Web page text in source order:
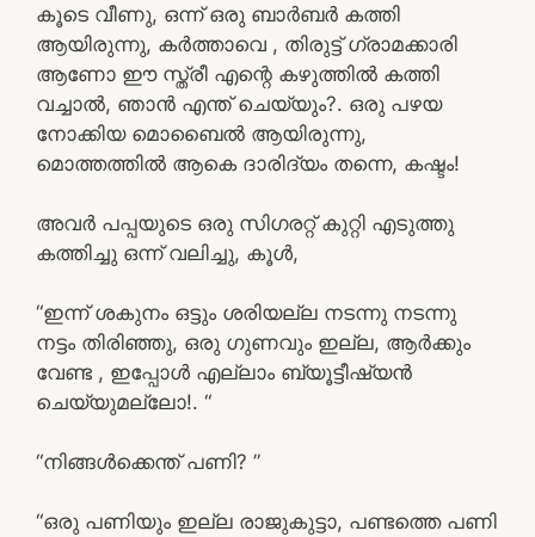
കൂടെ വീണു, ഒന്ന് ഒരു ബാർബർ കത്തി
ആയിരുന്നു, കർത്താവെ , തിരുട്ട് ഗ്രാമക്കാരി
ആണോ ഈ സ്ത്രീ എന്റെ കഴുത്തിൽ കത്തി
വച്ചാൽ, ഞാൻ എന്ത് ചെയ്യും?. ഒരു പഴയ
നോക്കിയ മൊബൈൽ ആയിരുന്നു,
മൊത്തത്തിൽ ആകെ ദാരിദ്യം തന്നെ, കഷ്ടം!
അവർ പപ്പയുടെ ഒരു സിഗരറ്റ് കുറ്റി എടുത്തു
കത്തിച്ചു ഒന്ന് വലിച്ചു, കൂൾ,
“ഇന്ന് ശകുനം ഒട്ടും ശരിയല്ല നടന്നു നടന്നു
നട്ടം തിരിഞ്ഞു, ഒരു ഗുണവും ഇല്ല, ആർക്കും
വേണ്ട , ഇപ്പോൾ എല്ലാം ബ്യൂട്ടീഷ്യൻ
ചെയ്യുമല്ലോ!. “
“നിങ്ങൾക്കെന്ത് പണി? ”
“ഒരു പണിയും ഇല്ല രാജുകുട്ടാ, പണ്ടത്തെ പണി